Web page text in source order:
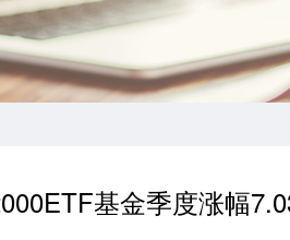
基金季度涨幅